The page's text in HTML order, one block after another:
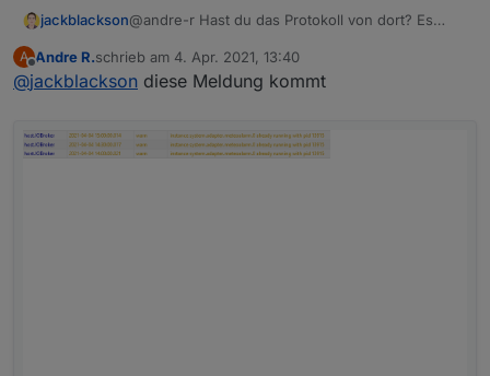
jackblackson@andre-r Hast du das Protokoll von dort? Es
einen neuen Start. Event. fand hier der Terminate
nicht statt..
A
Offline
Andre R.schrieb am 4. Apr. 2021, 13:40
zuletzt editiert von
@jackblackson diese Meldung kommt